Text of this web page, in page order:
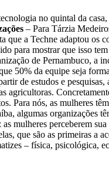
no quintal da
– Para Tárzia
que a Techne adaptou os
para mostrar que isso
de Pernambuco, a
50% da equipe seja
de estudos e
agricultoras.
Para nós, as mulheres
algumas organizações
mulheres perceberem
que são as primeiras a
– física, psicológica,